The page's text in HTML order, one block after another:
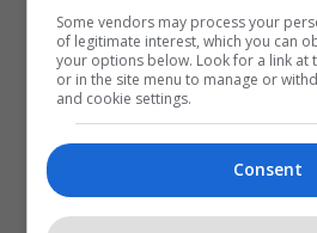
Some vendors may process your
of legitimate interest, which you can
your options below. Look for a link at
or in the site menu to manage or
and cookie settings.
Consent